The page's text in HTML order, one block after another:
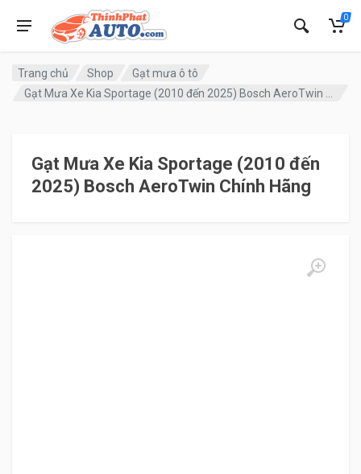
0
Trang chủ Shop
Gạt mưa ô tô
Gạt Mưa Xe Kia Sportage (2010 đến
2025) Bosch AeroTwin Chính Hãng